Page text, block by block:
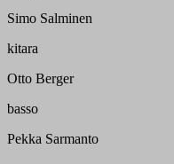
Simo Salminen
kitara
Otto Berger
basso
Pekka Sarmanto